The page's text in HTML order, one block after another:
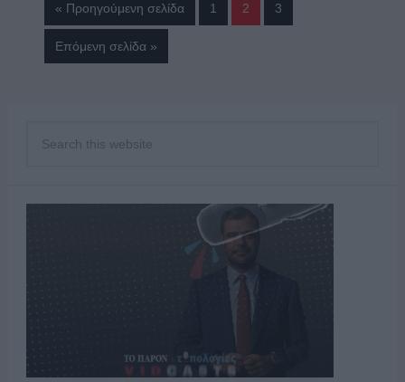
« Προηγούμενη σελίδα 1 2 3
Επόμενη σελίδα »